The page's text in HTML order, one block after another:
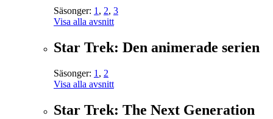
Säsonger: 1 , 2, 3
Visa alla avsnitt
Star Trek: Den animerade serien
Säsonger: 1 , 2
Visa alla avsnitt
Star Trek: The Next Generation